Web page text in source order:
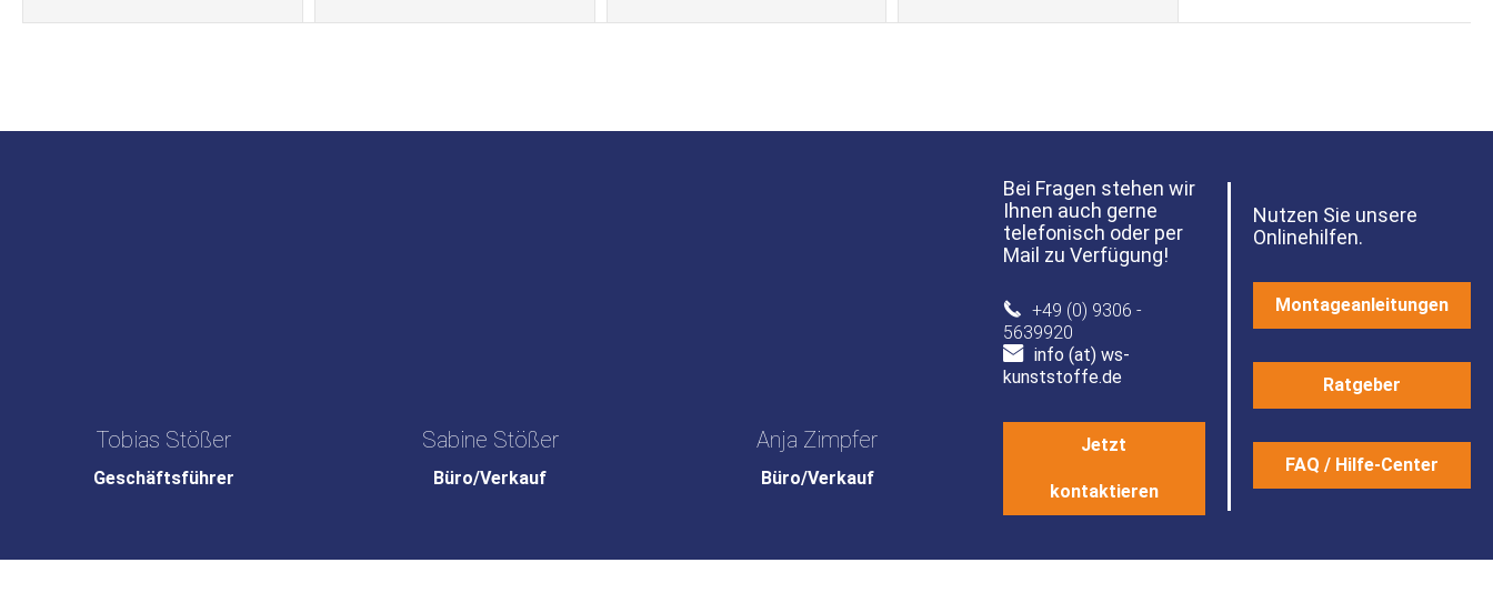
Tobias Stößer
Geschäftsführer
Sabine Stößer
Büro/Verkauf
Anja Zimpfer
Büro/Verkauf
Bei Fragen stehen wir
Ihnen auch gerne
telefonisch oder per
Mail zu Verfügung!
+49 (0) 9306 -
5639920
info (at) ws-
kunststoffe.de
Jetzt
kontaktieren
Nutzen Sie unsere
Onlinehilfen.
Montageanleitungen
Ratgeber
FAQ / Hilfe-Center